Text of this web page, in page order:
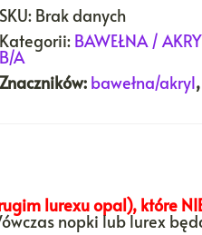
SKU: Brak danych
Kategorii: BAWEŁNA /
B/A
Znaczników: bawełna/akryl
lurexu opal), które
nopki lub lurex